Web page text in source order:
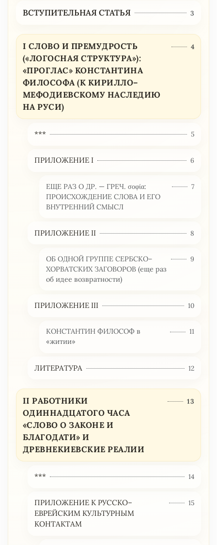
ВСТУПИТЕЛЬНАЯ СТАТЬЯ 3
I СЛОВО И ПРЕМУДРОСТЬ
(«ЛОГОСНАЯ СТРУКТУРА»):
«ПРОГЛАС» КОНСТАНТИНА
ФИЛОСОФА (К КИРИЛЛО–
МЕФОДИЕВСКОМУ НАСЛЕДИЮ
НА РУСИ)
4
*** 5
ПРИЛОЖЕНИЕ I 6
ЕЩЕ РАЗ О ДР. — ГРЕЧ. σοφία:
ПРОИСХОЖДЕНИЕ СЛОВА И ЕГО
ВНУТРЕННИЙ СМЫСЛ
7
ПРИЛОЖЕНИЕ II 8
ОБ ОДНОЙ ГРУППЕ СЕРБСКО–
ХОРВАТСКИХ ЗАГОВОРОВ (еще раз
об идее возвратности)
9
ПРИЛОЖЕНИЕ III 10
КОНСТАНТИН ФИЛОСОФ в
«житии»
11
ЛИТЕРАТУРА 12
II РАБОТНИКИ
ОДИННАДЦАТОГО ЧАСА
«СЛОВО О ЗАКОНЕ И
БЛАГОДАТИ» И
ДРЕВНЕКИЕВСКИЕ РЕАЛИИ
13
*** 14
ПРИЛОЖЕНИЕ К РУССКО–
ЕВРЕЙСКИМ КУЛЬТУРНЫМ
КОНТАКТАМ
15